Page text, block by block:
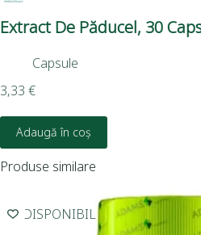
Extract De Păducel, 30
Capsule
3,33 €
Adaugă în coș
Produse similare
INDISPONIBIL